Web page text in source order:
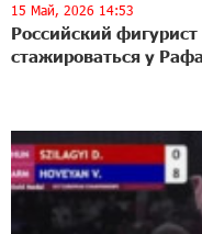
15 Май, 2026 14:53
Российский
стажироваться у